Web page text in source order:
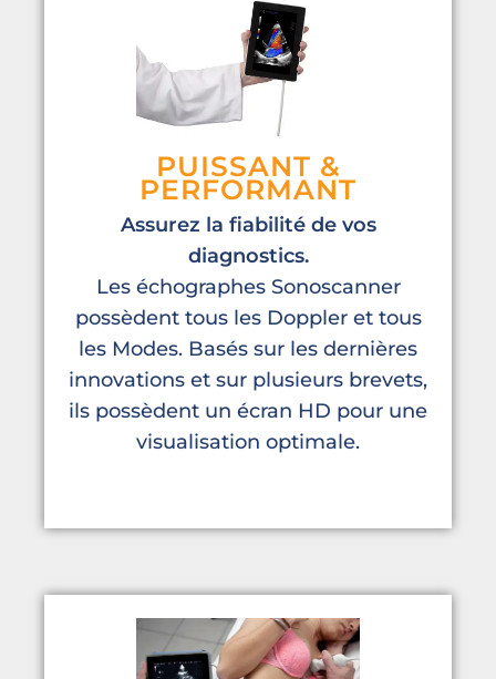
PUISSANT &
PERFORMANT
Assurez la fiabilité de vos
diagnostics.
Les échographes Sonoscanner
possèdent tous les Doppler et tous
les Modes. Basés sur les dernières
innovations et sur plusieurs brevets,
ils possèdent un écran HD pour une
visualisation optimale.